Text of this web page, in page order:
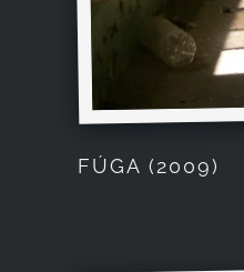
FÚGA (2009)